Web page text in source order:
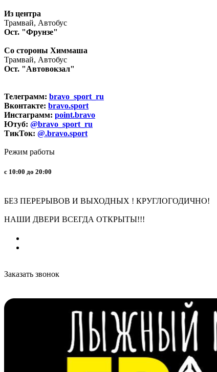
Из центра
Трамвай, Автобус
Ост. "Фрунзе"
Со стороны Химмаша
Трамвай, Автобус
Ост. "Автовокзал"
Телеграмм: bravo_sport_ru
Вконтакте: bravo.sport
Инстаграмм: point.bravo
Ютуб: @bravo_sport_ru
ТикТок: @.bravo.sport
Режим работы
с 10:00 до 20:00
БЕЗ ПЕРЕРЫВОВ И ВЫХОДНЫХ ! КРУГЛОГОДИЧНО!
НАШИ ДВЕРИ ВСЕГДА ОТКРЫТЫ!!!
Заказать звонок